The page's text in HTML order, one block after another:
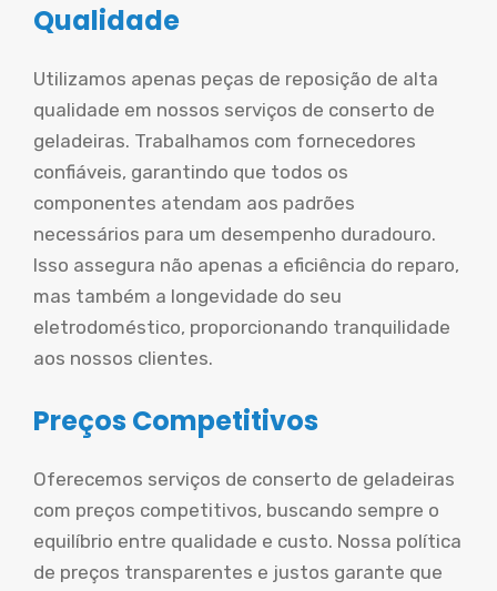
Qualidade
Utilizamos apenas peças de reposição de alta
qualidade em nossos serviços de conserto de
geladeiras. Trabalhamos com fornecedores
confiáveis, garantindo que todos os
componentes atendam aos padrões
necessários para um desempenho duradouro.
Isso assegura não apenas a eficiência do reparo,
mas também a longevidade do seu
eletrodoméstico, proporcionando tranquilidade
aos nossos clientes.
Preços Competitivos
Oferecemos serviços de conserto de geladeiras
com preços competitivos, buscando sempre o
equilíbrio entre qualidade e custo. Nossa política
de preços transparentes e justos garante que